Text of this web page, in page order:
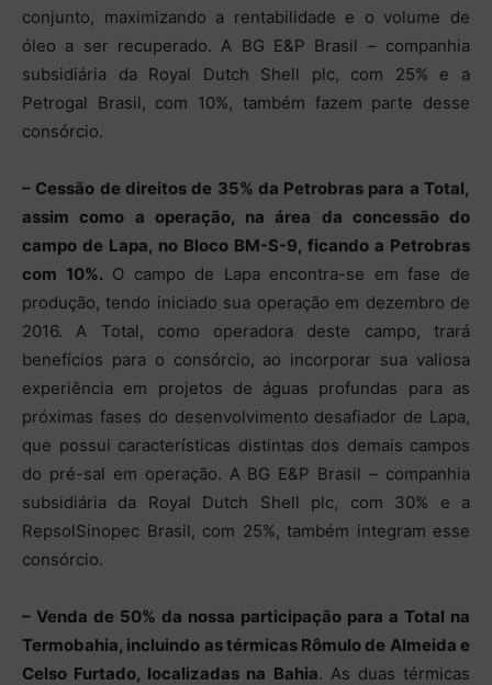
conjunto, maximizando a rentabilidade e o volume de
óleo a ser recuperado. A BG E&P Brasil – companhia
subsidiária da Royal Dutch Shell plc, com 25% e a
Petrogal Brasil, com 10%, também fazem parte desse
consórcio.
– Cessão de direitos de 35% da Petrobras para a Total,
assim como a operação, na área da concessão do
campo de Lapa, no Bloco BM-S-9, ficando a Petrobras
com 10%. O campo de Lapa encontra-se em fase de
produção, tendo iniciado sua operação em dezembro de
2016. A Total, como operadora deste campo, trará
benefícios para o consórcio, ao incorporar sua valiosa
experiência em projetos de águas profundas para as
próximas fases do desenvolvimento desafiador de Lapa,
que possui características distintas dos demais campos
do pré-sal em operação. A BG E&P Brasil – companhia
subsidiária da Royal Dutch Shell plc, com 30% e a
RepsolSinopec Brasil, com 25%, também integram esse
consórcio.
– Venda de 50% da nossa participação para a Total na
Termobahia, incluindo as térmicas Rômulo de Almeida e
Celso Furtado, localizadas na Bahia. As duas térmicas